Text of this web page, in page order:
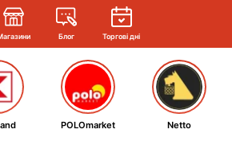
Блог Торгові дні
POLOmarket Netto